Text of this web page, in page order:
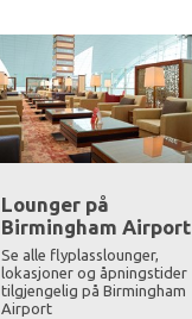
Lounger på
Birmingham Airport
Se alle flyplasslounger,
lokasjoner og åpningstider
tilgjengelig på Birmingham
Airport